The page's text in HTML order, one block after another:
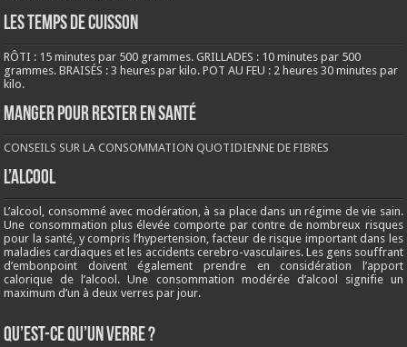
LES TEMPS DE CUISSON
RÔTI : 15 minutes par 500 grammes. GRILLADES : 10 minutes par 500
grammes. BRAISÉS : 3 heures par kilo. POT AU FEU : 2 heures 30 minutes par
kilo.
Manger pour rester en santé
CONSEILS SUR LA CONSOMMATION QUOTIDIENNE DE FIBRES
L’ALCOOL
L’alcool, consommé avec modération, à sa place dans un régime de vie sain.
Une consommation plus élevée comporte par contre de nombreux risques
pour la santé, y compris l’hypertension, facteur de risque important dans les
maladies cardiaques et les accidents cerebro-vasculaires. Les gens souffrant
d’embonpoint doivent également prendre en considération l’apport
calorique de l’alcool. Une consommation modérée d’alcool signifie un
maximum d’un à deux verres par jour.
QU’EST-CE QU’UN VERRE ?